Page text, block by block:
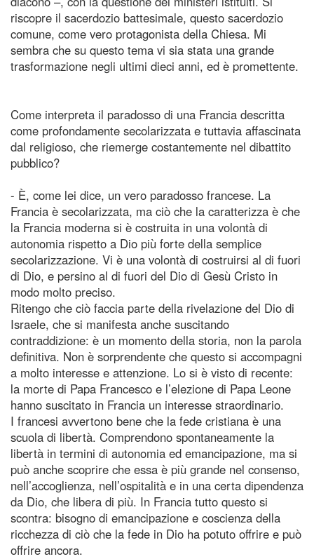
riscopre il sacerdozio battesimale, questo sacerdozio
comune, come vero protagonista della Chiesa. Mi
sembra che su questo tema vi sia stata una grande
trasformazione negli ultimi dieci anni, ed è promettente.
Come interpreta il paradosso di una Francia descritta
come profondamente secolarizzata e tuttavia affascinata
dal religioso, che riemerge costantemente nel dibattito
pubblico?
- È, come lei dice, un vero paradosso francese. La
Francia è secolarizzata, ma ciò che la caratterizza è che
la Francia moderna si è costruita in una volontà di
autonomia rispetto a Dio più forte della semplice
secolarizzazione. Vi è una volontà di costruirsi al di fuori
di Dio, e persino al di fuori del Dio di Gesù Cristo in
modo molto preciso.
Ritengo che ciò faccia parte della rivelazione del Dio di
Israele, che si manifesta anche suscitando
contraddizione: è un momento della storia, non la parola
definitiva. Non è sorprendente che questo si accompagni
a molto interesse e attenzione. Lo si è visto di recente:
la morte di Papa Francesco e l’elezione di Papa Leone
hanno suscitato in Francia un interesse straordinario.
I francesi avvertono bene che la fede cristiana è una
scuola di libertà. Comprendono spontaneamente la
libertà in termini di autonomia ed emancipazione, ma si
può anche scoprire che essa è più grande nel consenso,
nell’accoglienza, nell’ospitalità e in una certa dipendenza
da Dio, che libera di più. In Francia tutto questo si
scontra: bisogno di emancipazione e coscienza della
ricchezza di ciò che la fede in Dio ha potuto offrire e può
offrire ancora.